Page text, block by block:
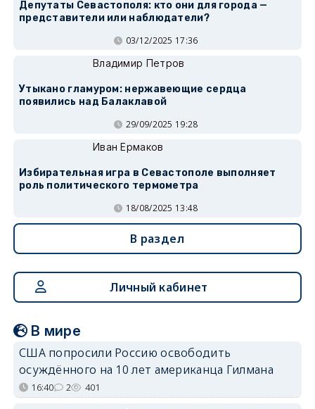
Депутаты Севастополя: кто они для города —
представители или наблюдатели?
03/12/2025 17:36
Владимир Петров
Утыкано гламуром: нержавеющие сердца
появились над Балаклавой
29/09/2025 19:28
Иван Ермаков
Избирательная игра в Севастополе выполняет
роль политического термометра
18/08/2025 13:48
В раздел
Личный кабинет
В мире
США попросили Россию освободить
осуждённого на 10 лет американца Гилмана
16:40 2 401